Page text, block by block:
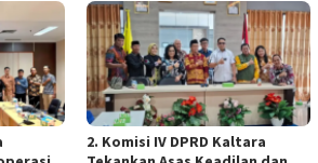
2. Komisi IV DPRD Kaltara